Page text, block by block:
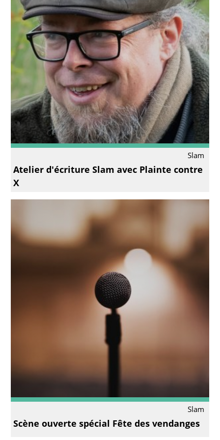
Slam
Atelier d'écriture Slam avec Plainte contre
X
Slam
Scène ouverte spécial Fête des vendanges